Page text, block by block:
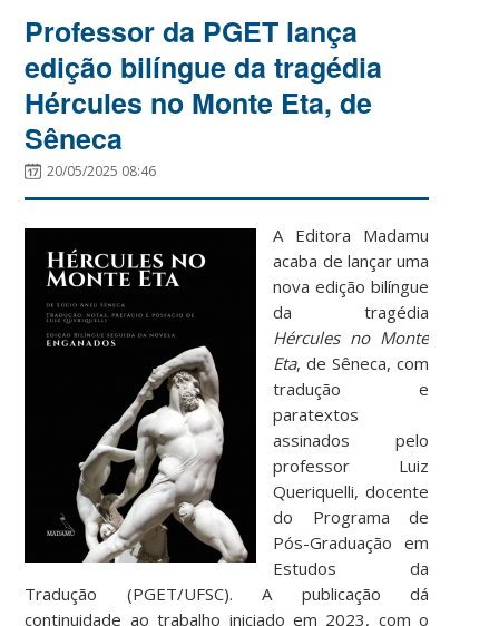
Professor da PGET lança
edição bilíngue da tragédia
Hércules no Monte Eta, de
Sêneca
20/05/2025 08:46
A Editora Madamu
acaba de lançar uma
nova edição bilíngue
da tragédia
Hércules no Monte
Eta, de Sêneca, com
tradução e
paratextos
assinados pelo
professor Luiz
Queriquelli, docente
do Programa de
Pós-Graduação em
Estudos da
Tradução (PGET/UFSC). A publicação dá
continuidade ao trabalho iniciado em 2023, com o